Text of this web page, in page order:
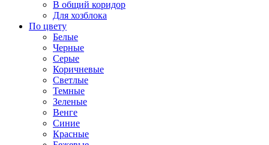
В общий коридор
Для хозблока
По цвету
Белые
Черные
Серые
Коричневые
Светлые
Темные
Зеленые
Венге
Синие
Красные